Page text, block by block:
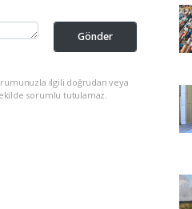
Gönder
ilgili doğrudan veya
sorumlu tutulamaz.